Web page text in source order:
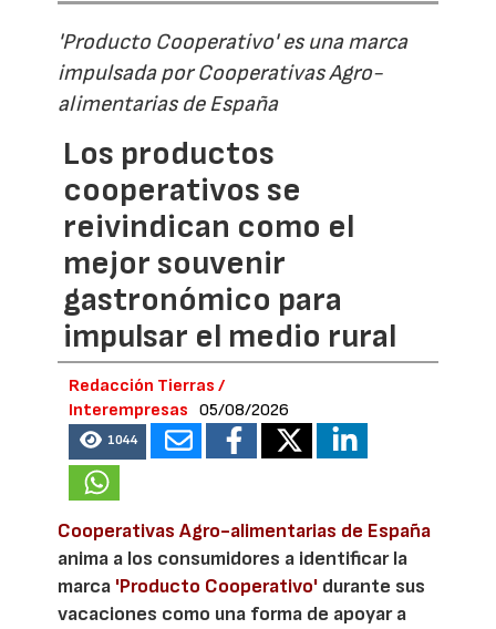
'Producto Cooperativo' es una marca
impulsada por Cooperativas Agro-
alimentarias de España
Los productos
cooperativos se
reivindican como el
mejor souvenir
gastronómico para
impulsar el medio rural
Redacción Tierras /
Interempresas
05/08/2026
1044
Cooperativas Agro-alimentarias de España
anima a los consumidores a identificar la
marca 'Producto Cooperativo' durante sus
vacaciones como una forma de apoyar a